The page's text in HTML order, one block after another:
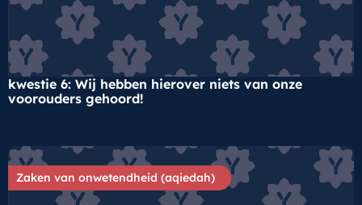
kwestie 6: Wij hebben hierover niets van onze
voorouders gehoord!
Zaken van onwetendheid (aqiedah)